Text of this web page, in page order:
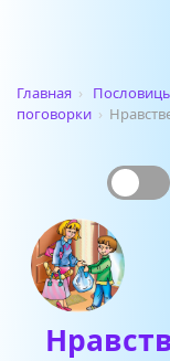
Главная ›
поговорки ›